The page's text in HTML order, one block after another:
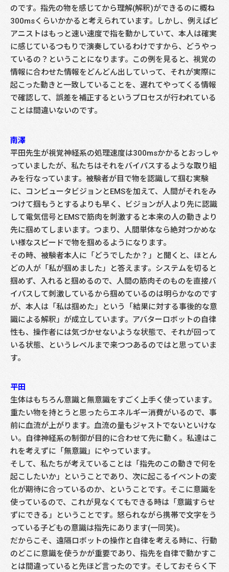
のです。指先の物を感じてから理解(解釈)ができるのに概ね
300msくらいかかると考えられています。しかし、例えばピ
アニストはもっと速い速度で指を動かしていて、本人は確実
に感じているつもりで演奏しているわけですから、どうやっ
ているの？ということになります。この例を見ると、視覚の
情報に合わせた情報をどんどん出していって、それが実際に
起こった動きと一致していることを、遅れてやってくる情報
で確認して、誤差を補正するというプロセスが行われている
ことは間違いないのです。
南澤
平田先生が視覚神経系の処理速度は300msかかるとおっしゃ
っていましたが、私たちはそれをバイパスするような取り組
みを行なっています。被験者が目で物を認識して掴む実験
に、コンピュータビジョンとEMSを加えて、人間がそれをみ
つけて掴もうとするよりも早く、ビジョンが人より先に認識
して電気信号とEMSで筋肉を刺激すると本来の人の動きより
先に掴めてしまいます。つまり、人間単体なら絶対つかめな
い様なスピードで物を掴めるようになります。
その時、被験者本人に「どうでしたか？」と聞くと、ほとん
どの人が「私が掴めました」と答えます。システムを切ると
掴めず、入れると掴めるので、人間の筋肉そのものを直接バ
イパスして刺激しているから掴めているのは明らかなのです
が、本人は「私は掴めた」という「結果に対する事後的な意
識による解釈」が成立しています。アバターロボットの自律
性も、操作者には気づかせないような状態で、それが回って
いる状態、というレベルまで来つつあるのではと思っていま
す。
平田
生体はもちろん意識と無意識をすごく上手く使っています。
重たい物を持とうと思ったらエネルギー消費がいるので、事
前に血流が上がります。血流の量もジャストでないといけな
い。自律神経系の制御が目的に合わせて先に動く。私達はこ
れを考えずに「無意識」にやっています。
そして、私たちが考えていることは「指先のこの動きで何を
起こしたいか」ということであり、次に起こるイベントの変
化が期待に合っているのか、ということです。そこに意識を
使っているので、これが見なくてもできる時は「意識すらせ
ずにできる」ということです。怒られながら携帯で文字をう
っている子どもの意識は指先にあります(一同笑)。
だからこそ、遠隔ロボットの操作と自律を考える時に、行動
のどこに意識を使うかが重要であり、指先を自律で動かすこ
とは間違っていると先ほど言ったのです。そしておそらく下